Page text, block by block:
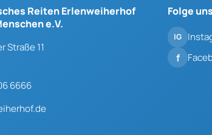
Reiten Erlenweiherhof
e.V.
Straße 11
6666
Folge uns